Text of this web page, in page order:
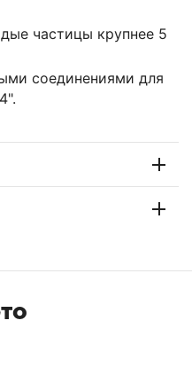
частицы крупнее 5
соединениями для